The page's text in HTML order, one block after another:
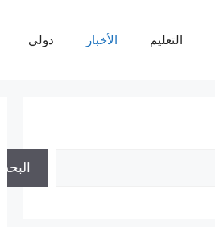
التعليم الأخبار دولي
البحث